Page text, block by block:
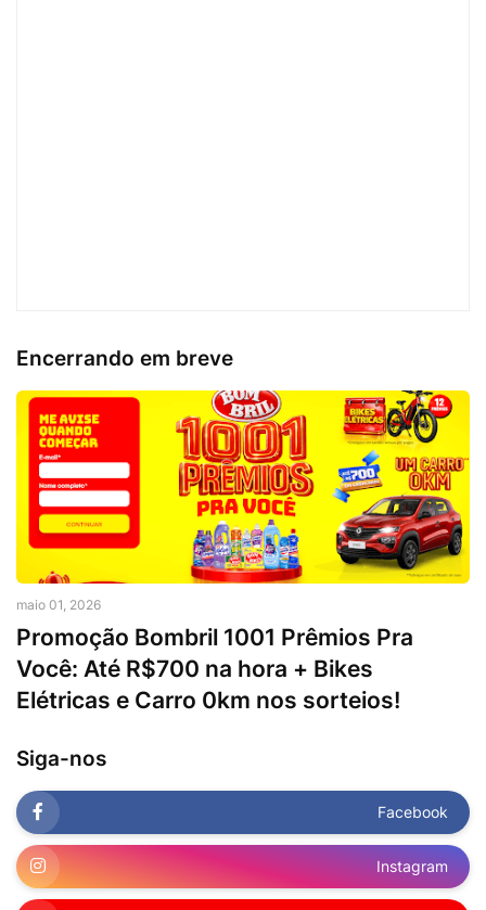
Encerrando em breve
maio 01, 2026
Promoção Bombril 1001 Prêmios Pra
Você: Até R$700 na hora + Bikes
Elétricas e Carro 0km nos sorteios!
Siga-nos
Facebook
Instagram